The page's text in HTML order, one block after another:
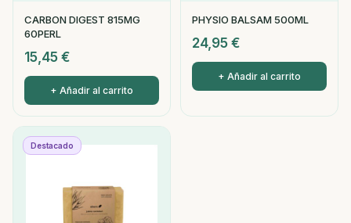
CARBON DIGEST 815MG
60PERL
15,45 €
+ Añadir al carrito
PHYSIO BALSAM 500ML
24,95 €
+ Añadir al carrito
Destacado